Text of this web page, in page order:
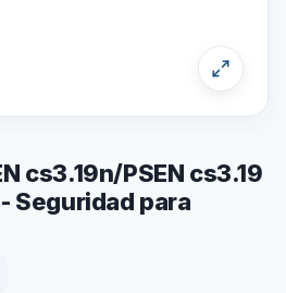
cs3.19n/PSEN cs3.19
Seguridad para